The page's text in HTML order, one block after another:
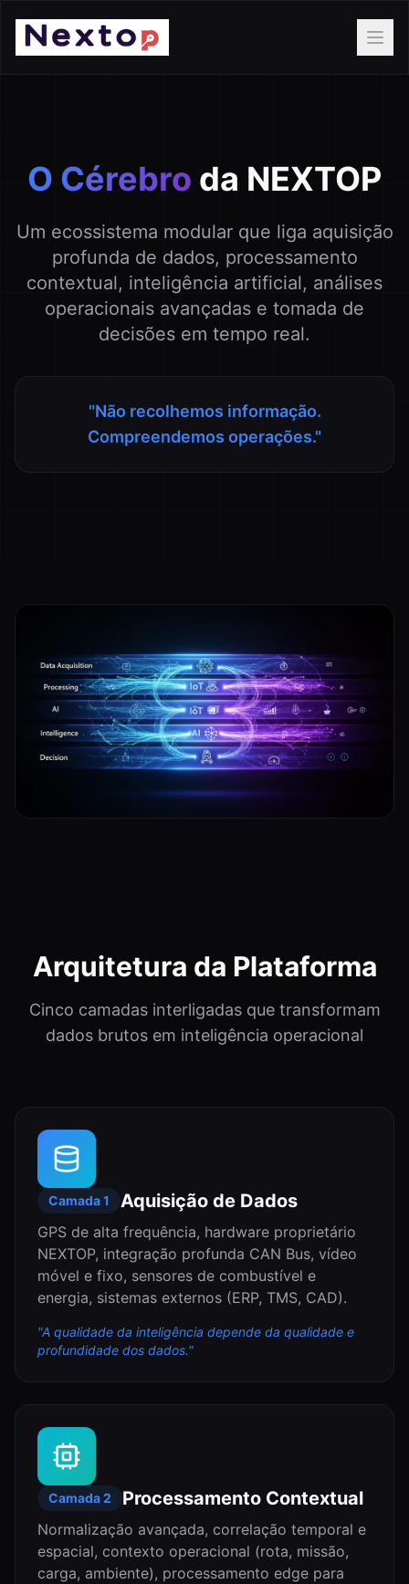
O Cérebro da NEXTOP
Um ecossistema modular que liga aquisição
profunda de dados, processamento
contextual, inteligência artificial, análises
operacionais avançadas e tomada de
decisões em tempo real.
"Não recolhemos informação.
Compreendemos operações."
Arquitetura da Plataforma
Cinco camadas interligadas que transformam
dados brutos em inteligência operacional
Camada1 Aquisição de Dados
GPS de alta frequência, hardware proprietário
NEXTOP, integração profunda CAN Bus, vídeo
móvel e fixo, sensores de combustível e
energia, sistemas externos (ERP, TMS, CAD).
"A qualidade da inteligência depende da qualidade e
profundidade dos dados."
Camada2 Processamento Contextual
Normalização avançada, correlação temporal e
espacial, contexto operacional (rota, missão,
carga, ambiente), processamento edge para